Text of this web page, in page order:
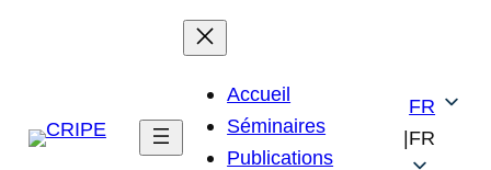
Accueil
Séminaires
Publications
|
FR
FR